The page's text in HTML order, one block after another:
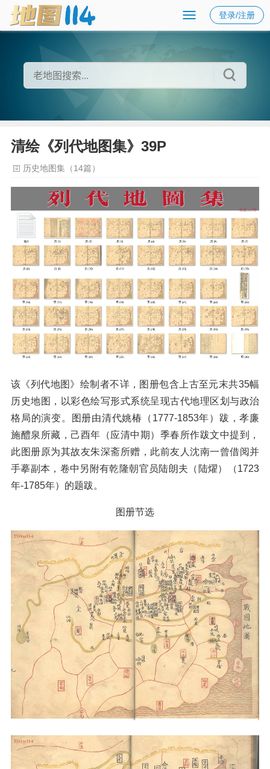
登录/注册
清绘《列代地图集》39P
历史地图集（14篇）
该《列代地图》绘制者不详，图册包含上古至元末共35幅
历史地图，以彩色绘写形式系统呈现古代地理区划与政治
格局的演变。图册由清代姚椿（1777-1853年）跋，孝廉
施醴泉所藏，己酉年（应清中期）季春所作跋文中提到，
此图册原为其故友朱深斋所赠，此前友人沈南一曾借阅并
手摹副本，卷中另附有乾隆朝官员陆朗夫（陆燿）（1723
年-1785年）的题跋。
图册节选